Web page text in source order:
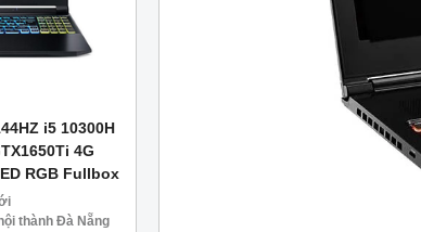
i5 10300H
4G
RGB Fullbox
thành Đà Nẵng
Asus Gaming TUF FX506 i5 10300H